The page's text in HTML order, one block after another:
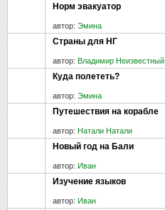
Норм эвакуатор
автор: Эмина
Страны для НГ
автор: Владимир Неизвестный
Куда полететь?
автор: Эмина
Путешествия на корабле
автор: Натали Натали
Новый год на Бали
автор: Иван
Изучение языков
автор: Иван